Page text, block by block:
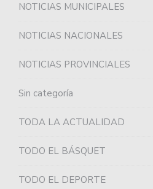
NOTICIAS MUNICIPALES
NOTICIAS NACIONALES
NOTICIAS PROVINCIALES
Sin categoría
TODA LA ACTUALIDAD
TODO EL BÁSQUET
TODO EL DEPORTE